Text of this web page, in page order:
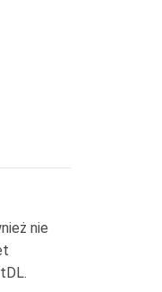
nie